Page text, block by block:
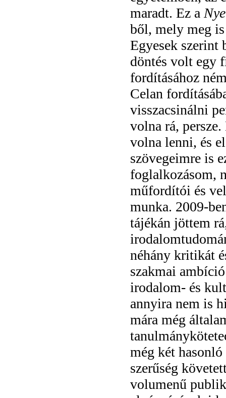
maradt. Ez a
ből, mely meg
Egyesek szerint
döntés volt egy
fordításához
Celan
visszacsinálni
volna rá,
volna lenni, és
szövegeimre is
foglalkozásom,
műfordítói és
munka. 2009-
tájékán jöttem
néhány kritikát
szakmai
irodalom- és
annyira nem is
mára még
még két
szerűség
volumenű